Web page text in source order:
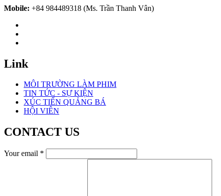
Mobile: +84 984489318 (Ms. Trần Thanh Vân)
Link
MÔI TRƯỜNG LÀM PHIM
TIN TỨC - SỰ KIỆN
XÚC TIẾN QUẢNG BÁ
HỘI VIÊN
CONTACT US
Your email *